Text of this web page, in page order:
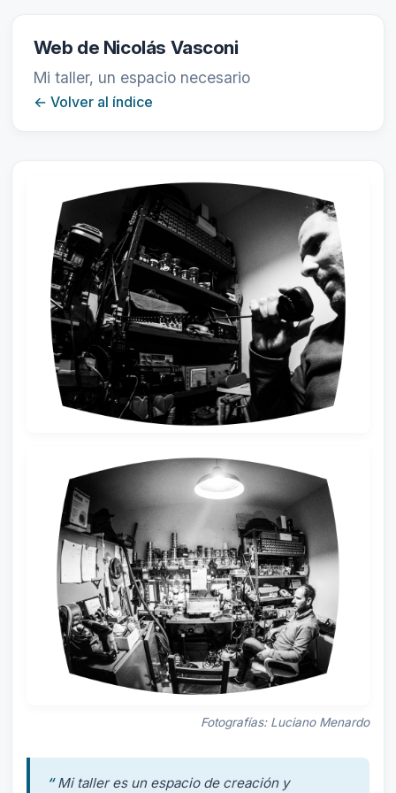
Web de Nicolás Vasconi
Mi taller, un espacio necesario
← Volver al índice
Fotografías: Luciano Menardo
“Mi taller es un espacio de creación y